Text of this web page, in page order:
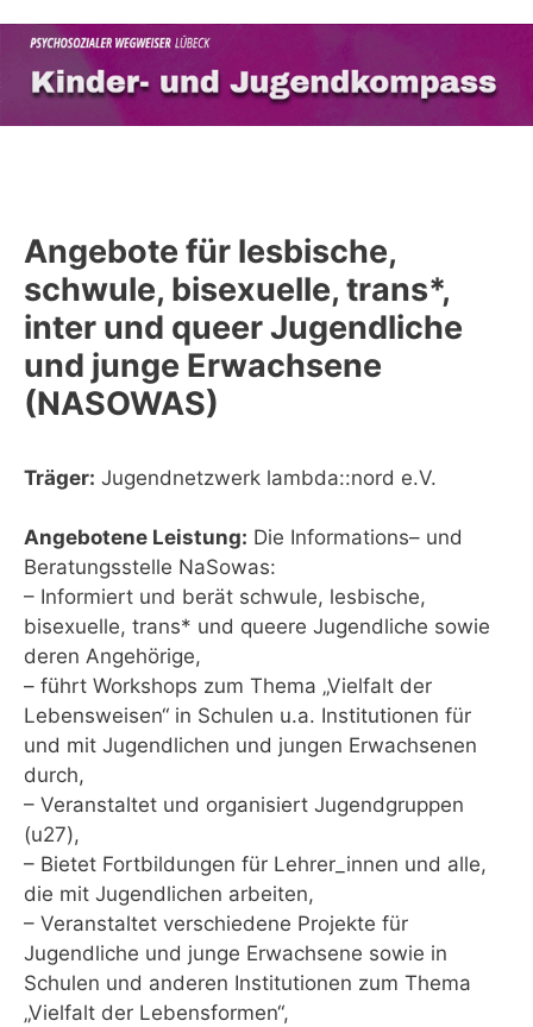
Inhalt
springen
Angebote für lesbische,
schwule, bisexuelle, trans*,
inter und queer Jugendliche
und junge Erwachsene
(NASOWAS)
Träger: Jugendnetzwerk lambda::nord e.V.
Angebotene Leistung: Die Informations– und
Beratungsstelle NaSowas:
– Informiert und berät schwule, lesbische,
bisexuelle, trans* und queere Jugendliche sowie
deren Angehörige,
– führt Workshops zum Thema „Vielfalt der
Lebensweisen“ in Schulen u.a. Institutionen für
und mit Jugendlichen und jungen Erwachsenen
durch,
– Veranstaltet und organisiert Jugendgruppen
(u27),
– Bietet Fortbildungen für Lehrer_innen und alle,
die mit Jugendlichen arbeiten,
– Veranstaltet verschiedene Projekte für
Jugendliche und junge Erwachsene sowie in
Schulen und anderen Institutionen zum Thema
„Vielfalt der Lebensformen“,